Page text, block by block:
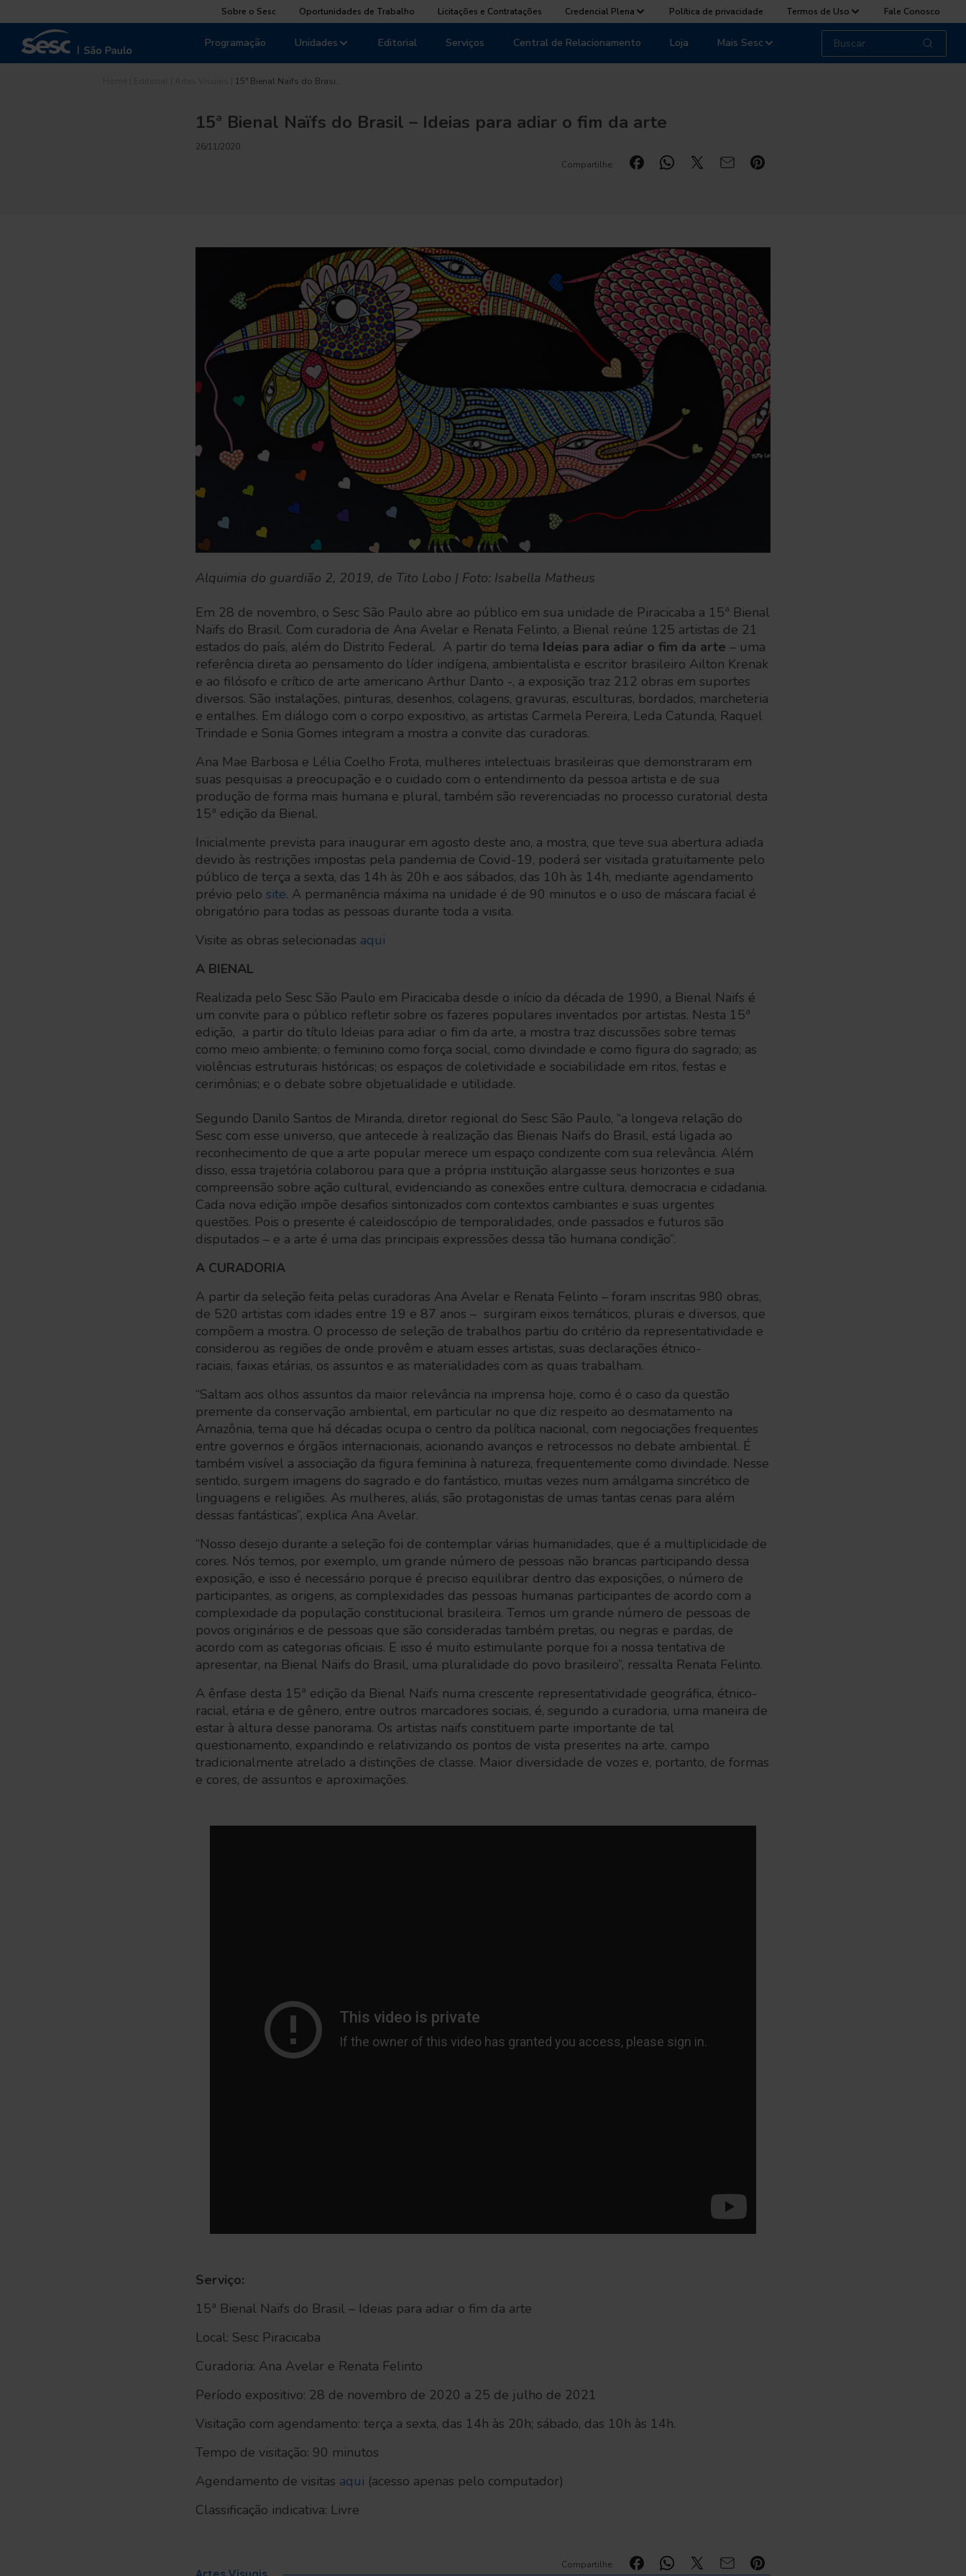
Sobre o Sesc Oportunidades de Trabalho Licitações e Contratações Credencial Plena Política de privacidade Termos de Uso Fale Conosco
Unidades
Programação Editorial Serviços Central de Relacionamento Loja Mais Sesc
15ª Bienal Naïfs do Brasi…
15ª Bienal Naïfs do Brasil – Ideias para adiar o fim da arte
26/11/2020
Compartilhe:
Alquimia do guardião 2, 2019, de Tito Lobo | Foto: Isabella Matheus
Em 28 de novembro, o Sesc São Paulo abre ao público em sua unidade de Piracicaba a 15ª Bienal
Naïfs do Brasil. Com curadoria de Ana Avelar e Renata Felinto, a Bienal reúne 125 artistas de 21
estados do país, além do Distrito Federal. A partir do tema Ideias para adiar o fim da arte – uma
referência direta ao pensamento do líder indígena, ambientalista e escritor brasileiro Ailton Krenak
e ao filósofo e crítico de arte americano Arthur Danto -, a exposição traz 212 obras em suportes
diversos. São instalações, pinturas, desenhos, colagens, gravuras, esculturas, bordados, marcheteria
e entalhes. Em diálogo com o corpo expositivo, as artistas Carmela Pereira, Leda Catunda, Raquel
Trindade e Sonia Gomes integram a mostra a convite das curadoras.
Ana Mae Barbosa e Lélia Coelho Frota, mulheres intelectuais brasileiras que demonstraram em
suas pesquisas a preocupação e o cuidado com o entendimento da pessoa artista e de sua
produção de forma mais humana e plural, também são reverenciadas no processo curatorial desta
15ª edição da Bienal.
Inicialmente prevista para inaugurar em agosto deste ano, a mostra, que teve sua abertura adiada
devido às restrições impostas pela pandemia de Covid-19, poderá ser visitada gratuitamente pelo
público de terça a sexta, das 14h às 20h e aos sábados, das 10h às 14h, mediante agendamento
prévio pelo site. A permanência máxima na unidade é de 90 minutos e o uso de máscara facial é
obrigatório para todas as pessoas durante toda a visita.
Visite as obras selecionadas aqui
A BIENAL
Realizada pelo Sesc São Paulo em Piracicaba desde o início da década de 1990, a Bienal Naïfs é
um convite para o público refletir sobre os fazeres populares inventados por artistas. Nesta 15ª
edição, a partir do título Ideias para adiar o fim da arte, a mostra traz discussões sobre temas
como meio ambiente; o feminino como força social, como divindade e como figura do sagrado; as
violências estruturais históricas; os espaços de coletividade e sociabilidade em ritos, festas e
cerimônias; e o debate sobre objetualidade e utilidade.
Segundo Danilo Santos de Miranda, diretor regional do Sesc São Paulo, “a longeva relação do
Sesc com esse universo, que antecede à realização das Bienais Naïfs do Brasil, está ligada ao
reconhecimento de que a arte popular merece um espaço condizente com sua relevância. Além
disso, essa trajetória colaborou para que a própria instituição alargasse seus horizontes e sua
compreensão sobre ação cultural, evidenciando as conexões entre cultura, democracia e cidadania.
Cada nova edição impõe desafios sintonizados com contextos cambiantes e suas urgentes
questões. Pois o presente é caleidoscópio de temporalidades, onde passados e futuros são
disputados – e a arte é uma das principais expressões dessa tão humana condição”.
A CURADORIA
A partir da seleção feita pelas curadoras Ana Avelar e Renata Felinto – foram inscritas 980 obras,
de 520 artistas com idades entre 19 e 87 anos – surgiram eixos temáticos, plurais e diversos, que
compõem a mostra. O processo de seleção de trabalhos partiu do critério da representatividade e
considerou as regiões de onde provêm e atuam esses artistas, suas declarações étnico-
raciais, faixas etárias, os assuntos e as materialidades com as quais trabalham.
“Saltam aos olhos assuntos da maior relevância na imprensa hoje, como é o caso da questão
premente da conservação ambiental, em particular no que diz respeito ao desmatamento na
Amazônia, tema que há décadas ocupa o centro da política nacional, com negociações frequentes
entre governos e órgãos internacionais, acionando avanços e retrocessos no debate ambiental. É
também visível a associação da figura feminina à natureza, frequentemente como divindade. Nesse
sentido, surgem imagens do sagrado e do fantástico, muitas vezes num amálgama sincrético de
linguagens e religiões. As mulheres, aliás, são protagonistas de umas tantas cenas para além
dessas fantásticas”, explica Ana Avelar.
“Nosso desejo durante a seleção foi de contemplar várias humanidades, que é a multiplicidade de
cores. Nós temos, por exemplo, um grande número de pessoas não brancas participando dessa
exposição, e isso é necessário porque é preciso equilibrar dentro das exposições, o número de
participantes, as origens, as complexidades das pessoas humanas participantes de acordo com a
complexidade da população constitucional brasileira. Temos um grande número de pessoas de
povos originários e de pessoas que são consideradas também pretas, ou negras e pardas, de
acordo com as categorias oficiais. E isso é muito estimulante porque foi a nossa tentativa de
apresentar, na Bienal Näifs do Brasil, uma pluralidade do povo brasileiro”, ressalta Renata Felinto.
A ênfase desta 15ª edição da Bienal Naïfs numa crescente representatividade geográfica, étnico-
racial, etária e de gênero, entre outros marcadores sociais, é, segundo a curadoria, uma maneira de
estar à altura desse panorama. Os artistas naïfs constituem parte importante de tal
questionamento, expandindo e relativizando os pontos de vista presentes na arte, campo
tradicionalmente atrelado a distinções de classe. Maior diversidade de vozes e, portanto, de formas
e cores, de assuntos e aproximações.
Serviço:
15ª Bienal Naïfs do Brasil – Ideias para adiar o fim da arte
Local: Sesc Piracicaba
Curadoria: Ana Avelar e Renata Felinto
Período expositivo: 28 de novembro de 2020 a 25 de julho de 2021
Visitação com agendamento: terça a sexta, das 14h às 20h; sábado, das 10h às 14h.
Tempo de visitação: 90 minutos
Agendamento de visitas aqui (acesso apenas pelo computador)
Classificação indicativa: Livre
Compartilhe: